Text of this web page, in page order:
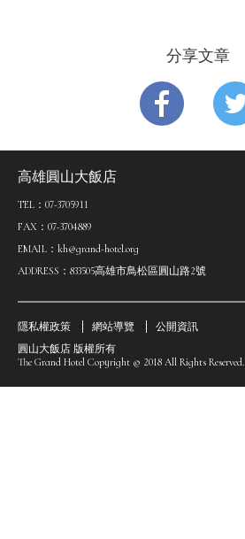
分享文章
高雄圓山大飯店
TEL：07-3705911
FAX：07-3704889
EMAIL：kh@grand-hotel.org
ADDRESS：833505高雄市鳥松區圓山路2號
隱私權政策 網站導覽
公開資訊
圓山大飯店 版權所有
The Grand Hotel Copyright © 2018 All Rights Reserved.